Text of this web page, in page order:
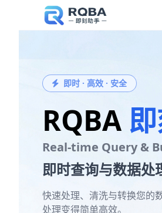
即时 · 高效 · 安全
RQBA
Real-time Query &
即时查询与数据处
快速处理、清洗与转换您的
处理变得简单高效。